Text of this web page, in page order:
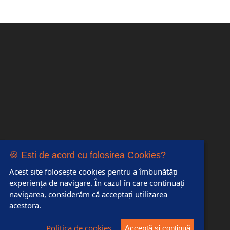
🍪 Esti de acord cu folosirea Cookies?
Acest site folosește cookies pentru a îmbunătăți
experiența de navigare. În cazul în care continuaţi
navigarea, considerăm că acceptaţi utilizarea
acestora.
Politica de cookies Acceptă și continuă
🍪 Esti de acord cu folosirea Cookies?
Acest site folosește cookies pentru a îmbunătăți
experiența de navigare. În cazul în care continuaţi
navigarea, considerăm că acceptaţi utilizarea
acestora.
Politica de cookies Acceptă și continuă